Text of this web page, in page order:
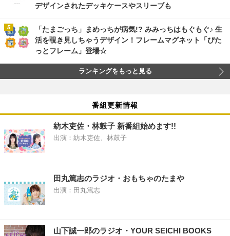
デザインされたデッキケースやスリーブも
「たまごっち」まめっちが病気!? みみっちはもぐもぐ♪ 生
活を覗き見しちゃうデザイン！フレームマグネット「ぴた
っとフレーム」登場☆
ランキングをもっと見る
番組更新情報
紡木吏佐・林鼓子 新番組始めます!!
出演：紡木吏佐、林鼓子
田丸篤志のラジオ・おもちゃのたまや
出演：田丸篤志
山下誠一郎のラジオ・YOUR SEICHI BOOKS